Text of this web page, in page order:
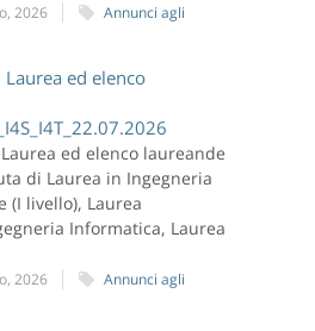
2026
Annunci agli
ed elenco
ed elenco laureande
di Laurea in Ingegneria
(I livello), Laurea
Informatica, Laurea
2026
Annunci agli